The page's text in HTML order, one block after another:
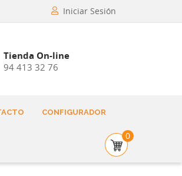
Iniciar Sesión
Tienda On-line
94 413 32 76
CONFIGURADOR
0